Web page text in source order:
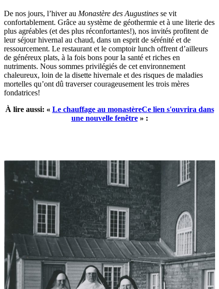
De nos jours, l’hiver au Monastère des Augustines se vit
confortablement. Grâce au système de géothermie et à une literie des
plus agréables (et des plus réconfortantes!), nos invités profitent de
leur séjour hivernal au chaud, dans un esprit de sérénité et de
ressourcement. Le restaurant et le comptoir lunch offrent d’ailleurs
de généreux plats, à la fois bons pour la santé et riches en
nutriments. Nous sommes privilégiés de cet environnement
chaleureux, loin de la disette hivernale et des risques de maladies
mortelles qu’ont dû traverser courageusement les trois mères
fondatrices!
À lire aussi: « Le chauffage au monastèreCe lien s'ouvrira dans
une nouvelle fenêtre» :